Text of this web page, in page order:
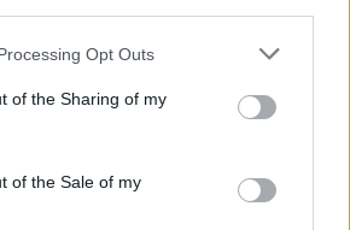
website/app uses one or more Google
or usage behaviour. You may click to
to Google and its third-party tags to
specified purposes in below Google
Opt Outs
of the Sharing of my
of the Sale of my